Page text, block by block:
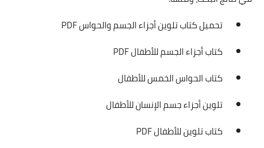
تحميل كتاب تلوين أجزاء الجسم والحواس PDF
كتاب أجزاء الجسم للأطفال PDF
كتاب الحواس الخمس للأطفال
تلوين أجزاء جسم الإنسان للأطفال
كتاب تلوين للأطفال PDF